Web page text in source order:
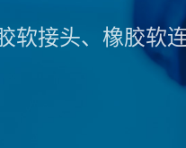
软接头、橡胶软